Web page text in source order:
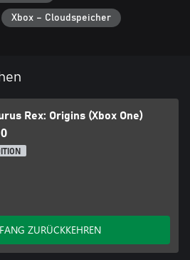
Xbox – Cloudspeicher
Rex: Origins (Xbox One)
ZURÜCKKEHREN